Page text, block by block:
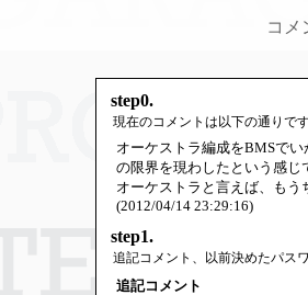
コメ
step0.
現在のコメントは以下の通りで
オーケストラ編成をBMSで
の限界を現わしたという感
オーケストラと言えば、も
(2012/04/14 23:29:16)
step1.
追記コメント、以前決めたパス
追記コメント